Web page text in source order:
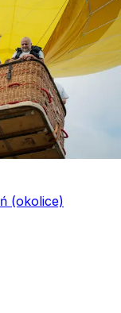
(okolice)